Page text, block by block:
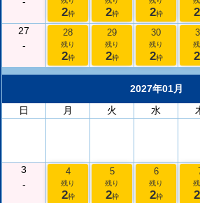
2枠 2枠 2枠 2
27
-
28
残り
2枠
29
残り
2枠
30
残り
2枠 2
2027年01月
日
月 火 水
3
-
4
残り
2枠
5
残り
2枠
6
残り
2枠 2